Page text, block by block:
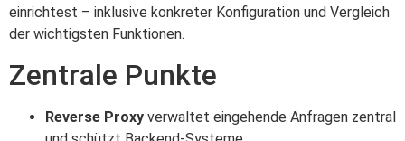
einrichtest – inklusive konkreter Konfiguration und Vergleich
der wichtigsten Funktionen.
Zentrale Punkte
Reverse Proxy verwaltet eingehende Anfragen zentral